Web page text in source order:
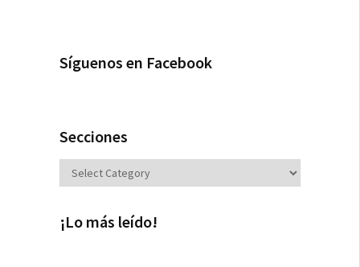
Síguenos en Facebook
Secciones
Secciones
¡Lo más leído!